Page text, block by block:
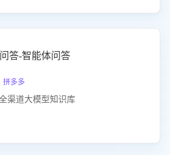
答-智能体问答
多多
渠道大模型知识库